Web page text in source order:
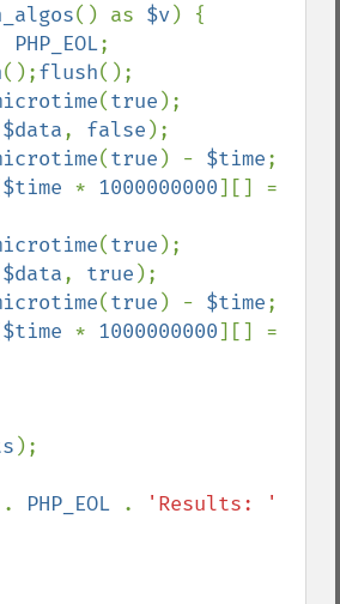
() as $v) {
PHP_EOL;
();flush();
(true );
$data, false );
(true ) - $time;
$time * 1000000000
(true );
$data, true );
(true ) - $time;
$time * 1000000000
);
. PHP_EOL .